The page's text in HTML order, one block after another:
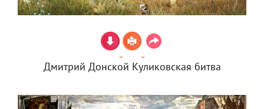
Дмитрий Донской Куликовская битва